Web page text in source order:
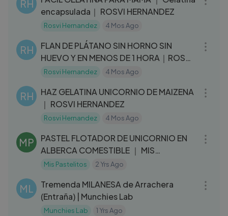
RH
encapsulada｜ ROSVI HERNANDEZ
Rosvi Hernandez 4 Mos Ago
RH
FLAN DE PLÁTANO SIN HORNO SIN
HUEVO Y EN MENOS DE 1 HORA｜ROSVI
HERNÁNDEZ
Rosvi Hernandez 4 Mos Ago
RH
HAZ GELATINA UNICORNIO DE MAIZENA
｜ ROSVI HERNANDEZ
Rosvi Hernandez 4 Mos Ago
MP
PASTEL FLOTADOR DE UNICORNIO EN
ALBERCA COMESTIBLE ｜ MIS
PASTELITOS
Mis Pastelitos 2 Yrs Ago
ML
Tremenda MILANESA de Arrachera
(Entraña) | Munchies Lab
Munchies Lab 1 Yrs Ago